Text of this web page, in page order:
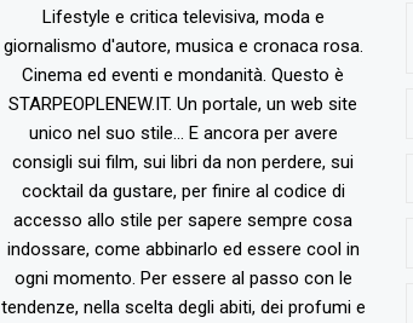
Lifestyle e critica televisiva, moda e
giornalismo d'autore, musica e cronaca rosa.
Cinema ed eventi e mondanità. Questo è
STARPEOPLENEW.IT. Un portale, un web site
unico nel suo stile... E ancora per avere
consigli sui film, sui libri da non perdere, sui
cocktail da gustare, per finire al codice di
accesso allo stile per sapere sempre cosa
indossare, come abbinarlo ed essere cool in
ogni momento. Per essere al passo con le
tendenze, nella scelta degli abiti, dei profumi e